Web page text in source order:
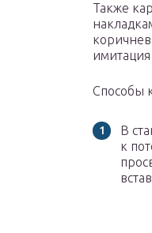
Также
Способы
В
к